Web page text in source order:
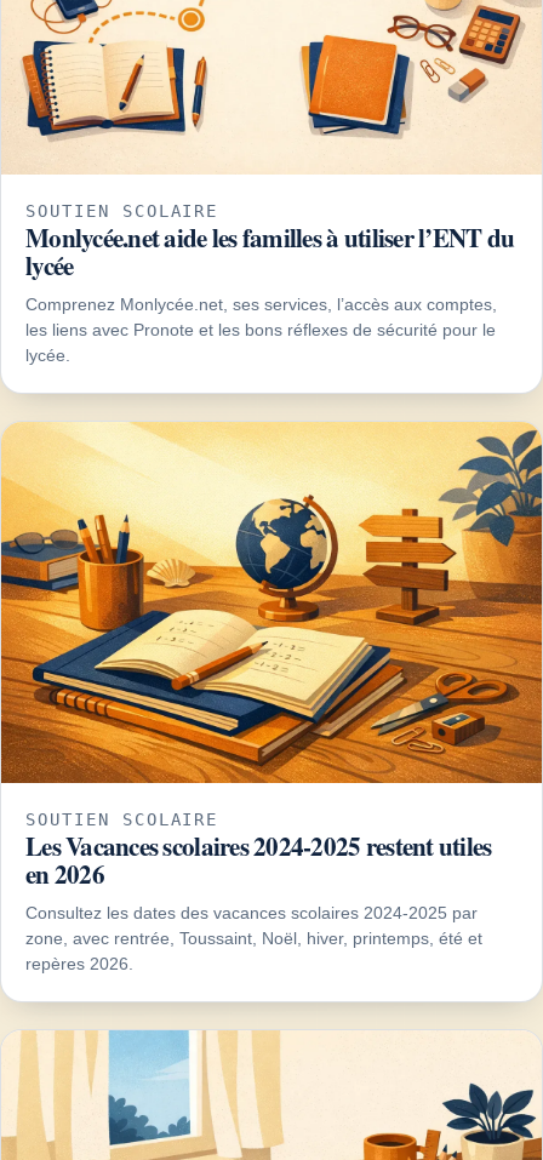
SOUTIEN SCOLAIRE
Monlycée.net aide les familles à utiliser l’ENT du
lycée
Comprenez Monlycée.net, ses services, l’accès aux comptes,
les liens avec Pronote et les bons réflexes de sécurité pour le
lycée.
SOUTIEN SCOLAIRE
Les Vacances scolaires 2024-2025 restent utiles
en 2026
Consultez les dates des vacances scolaires 2024-2025 par
zone, avec rentrée, Toussaint, Noël, hiver, printemps, été et
repères 2026.